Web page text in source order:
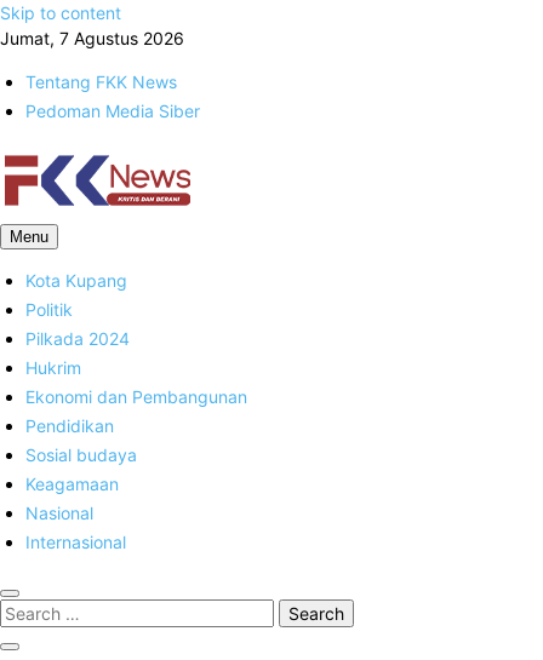
Skip to content
Jumat, 7 Agustus 2026
Tentang FKK News
Pedoman Media Siber
FKK News
Menu
Kota Kupang
Politik
Pilkada 2024
Hukrim
Ekonomi dan Pembangunan
Pendidikan
Sosial budaya
Keagamaan
Nasional
Internasional